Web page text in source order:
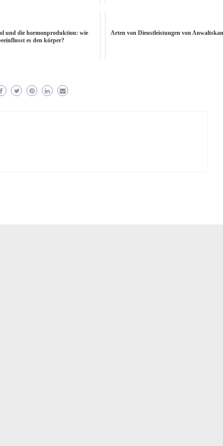
und die hormonproduktion: wie
es den körper?
Arten von Dienstleistungen von